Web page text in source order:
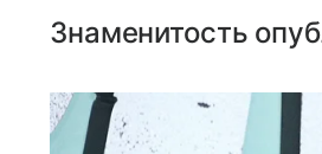
Знаменитость